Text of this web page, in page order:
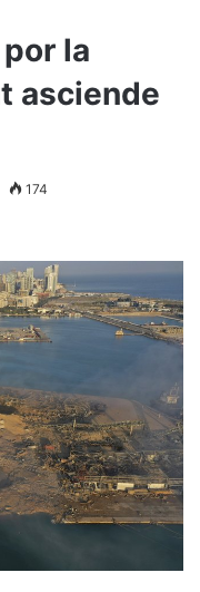
la
asciende
174